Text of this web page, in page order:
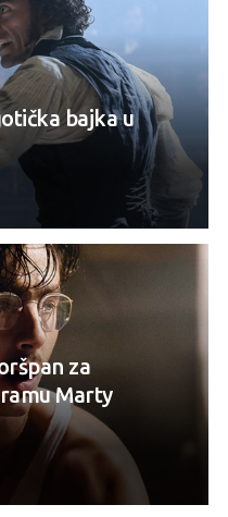
bajka u
za
Marty